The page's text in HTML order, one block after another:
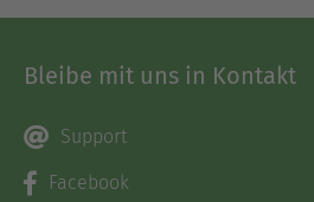
Bleibe mit uns in Kontakt
Support
Facebook